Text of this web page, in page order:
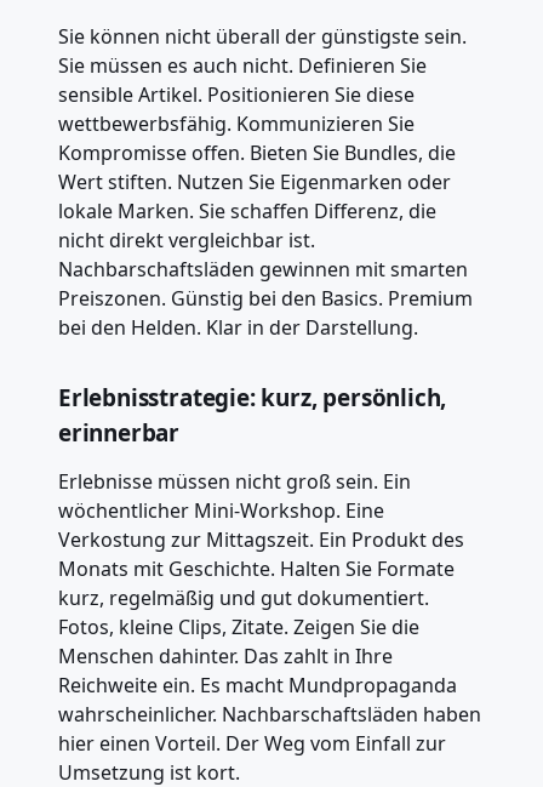
Sie können nicht überall der günstigste sein.
Sie müssen es auch nicht. Definieren Sie
sensible Artikel. Positionieren Sie diese
wettbewerbsfähig. Kommunizieren Sie
Kompromisse offen. Bieten Sie Bundles, die
Wert stiften. Nutzen Sie Eigenmarken oder
lokale Marken. Sie schaffen Differenz, die
nicht direkt vergleichbar ist.
Nachbarschaftsläden gewinnen mit smarten
Preiszonen. Günstig bei den Basics. Premium
bei den Helden. Klar in der Darstellung.
Erlebnisstrategie: kurz, persönlich,
erinnerbar
Erlebnisse müssen nicht groß sein. Ein
wöchentlicher Mini-Workshop. Eine
Verkostung zur Mittagszeit. Ein Produkt des
Monats mit Geschichte. Halten Sie Formate
kurz, regelmäßig und gut dokumentiert.
Fotos, kleine Clips, Zitate. Zeigen Sie die
Menschen dahinter. Das zahlt in Ihre
Reichweite ein. Es macht Mundpropaganda
wahrscheinlicher. Nachbarschaftsläden haben
hier einen Vorteil. Der Weg vom Einfall zur
Umsetzung ist kort.